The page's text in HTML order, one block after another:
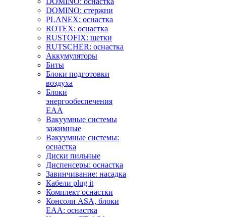
DOMINO: стержни
PLANEX: оснастка
ROTEX: оснастка
RUSTOFIX: щетки
RUTSCHER: оснастка
Аккумуляторы
Биты
Блоки подготовки
воздуха
Блоки
энергообеспечения
EAA
Вакуумные системы
зажимные
Вакуумные системы:
оснастка
Диски пильные
Диспенсеры: оснастка
Завинчивание: насадка
Кабели plug it
Комплект оснастки
Консоли ASA, блоки
EAA: оснастка